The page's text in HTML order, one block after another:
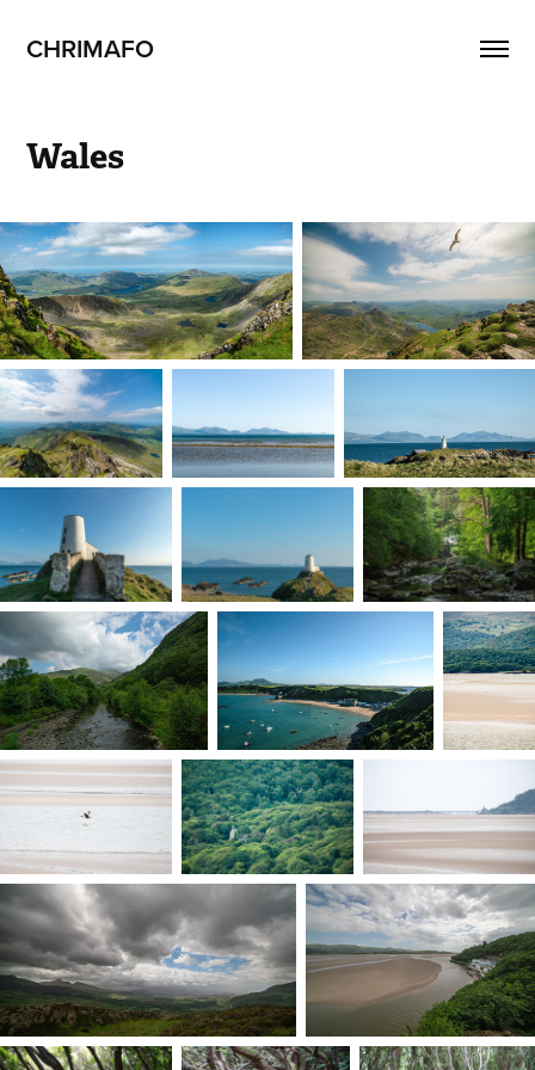
CHRIMAFO
Wales